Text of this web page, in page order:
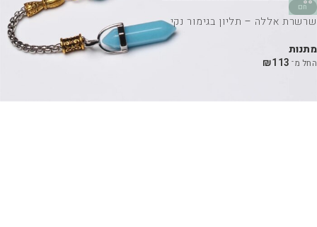
חם
שרשרת אללה – תליון בגימור נקי
מתנות
החל מ־ ₪113